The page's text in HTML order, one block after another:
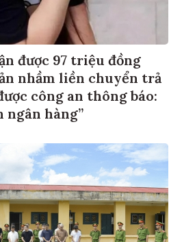
được 97 triệu đồng
nhầm liền chuyển trả
công an thông báo:
ngân hàng”